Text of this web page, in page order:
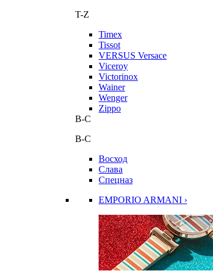
T-Z
Timex
Tissot
VERSUS Versace
Viceroy
Victorinox
Wainer
Wenger
Zippo
В-С
В-С
Восход
Слава
Спецназ
EMPORIO ARMANI ›